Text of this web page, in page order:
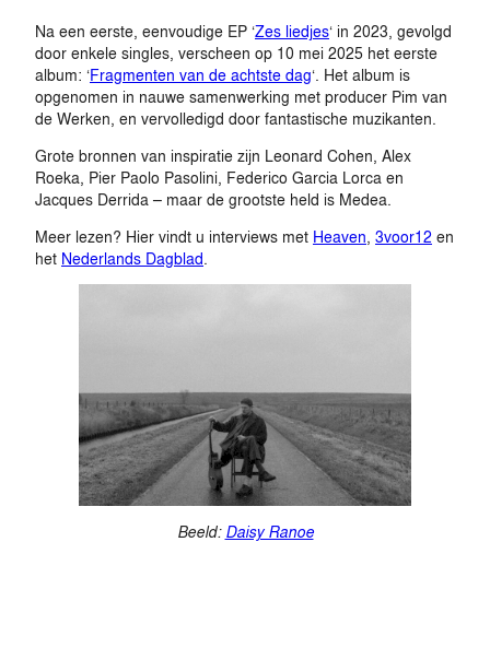
Na een eerste, eenvoudige EP ‘Zes liedjes‘ in 2023, gevolgd
door enkele singles, verscheen op 10 mei 2025 het eerste
album: ‘Fragmenten van de achtste dag‘. Het album is
opgenomen in nauwe samenwerking met producer Pim van
de Werken, en vervolledigd door fantastische muzikanten.
Grote bronnen van inspiratie zijn Leonard Cohen, Alex
Roeka, Pier Paolo Pasolini, Federico Garcia Lorca en
Jacques Derrida – maar de grootste held is Medea.
Meer lezen? Hier vindt u interviews met Heaven, 3voor12 en
het Nederlands Dagblad.
Beeld: Daisy Ranoe